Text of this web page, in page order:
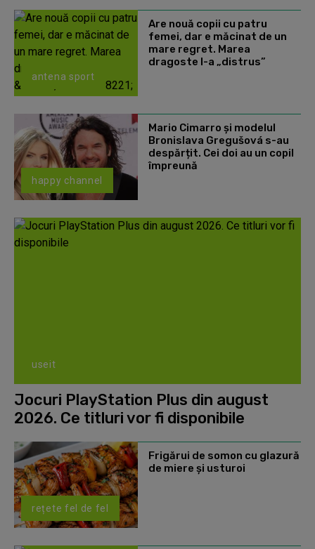
antena sport
Are nouă copii cu patru
femei, dar e măcinat de un
mare regret. Marea
dragoste l-a „distrus”
happy channel
Mario Cimarro și modelul
Bronislava Gregušová s-au
despărțit. Cei doi au un copil
împreună
useit
Jocuri PlayStation Plus din august
2026. Ce titluri vor fi disponibile
rețete fel de fel
Frigărui de somon cu glazură
de miere și usturoi